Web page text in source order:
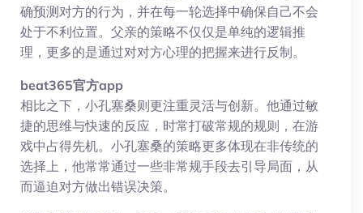
确预测对方的行为，并在每一轮选择中确保自己不会
处于不利位置。父亲的策略不仅仅是单纯的逻辑推
理，更多的是通过对对方心理的把握来进行反制。
beat365官方app
相比之下，小孔塞桑则更注重灵活与创新。他通过敏
捷的思维与快速的反应，时常打破常规的规则，在游
戏中占得先机。小孔塞桑的策略更多体现在非传统的
选择上，他常常通过一些非常规手段去引导局面，从
而逼迫对方做出错误决策。